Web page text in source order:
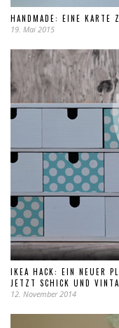
HANDMADE: EINE KARTE
19. Mai 2015
IKEA HACK: EIN NEUER
JETZT SCHICK UND
12. November 2014